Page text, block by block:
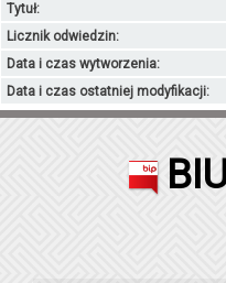
Tytuł:
Licznik odwiedzin:
Data i czas wytworzenia:
Data i czas ostatniej modyfikacji: